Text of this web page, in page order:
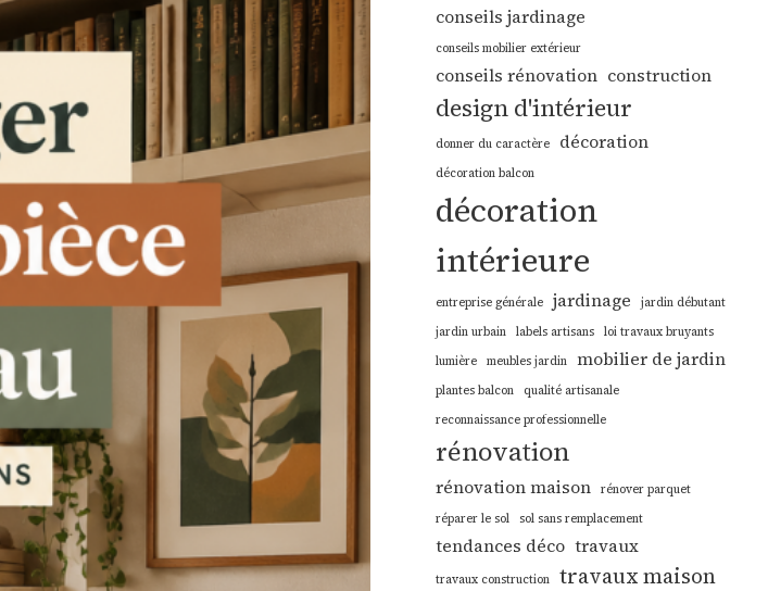
conseils jardinage
conseils mobilier extérieur
conseils rénovation construction
design d'intérieur
donner du caractère décoration
décoration balcon
décoration
intérieure
entreprise générale jardinage
jardin débutant
jardin urbain labels artisans loi travaux bruyants
lumière meubles jardin mobilier de jardin
plantes balcon
qualité artisanale
reconnaissance professionnelle
rénovation
rénovation maison rénover parquet
réparer le sol sol sans remplacement
tendances déco travaux
travaux construction travaux maison